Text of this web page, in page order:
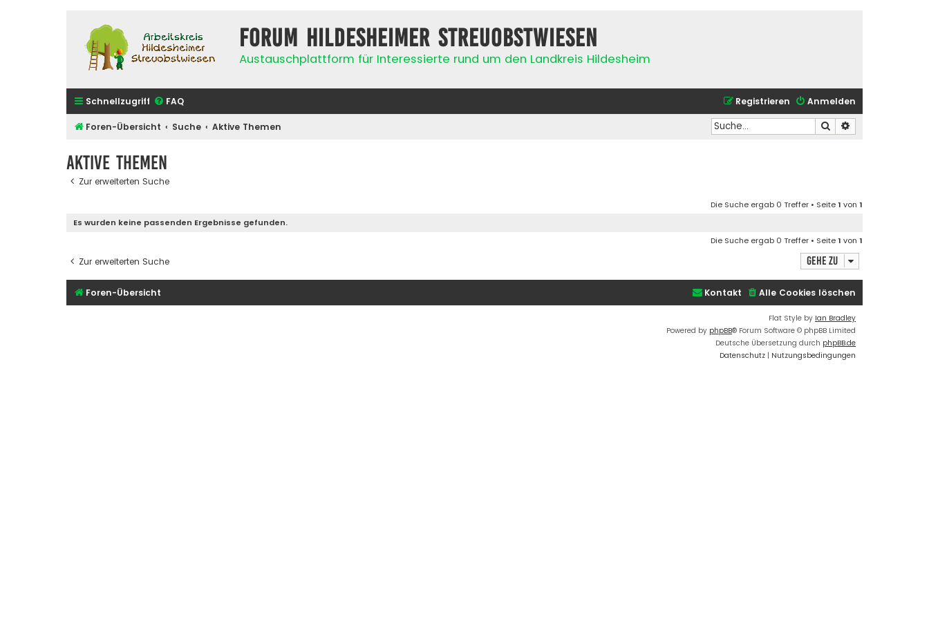
Forum Hildesheimer Streuobstwiesen
Austauschplattform für Interessierte rund um den Landkreis Hildesheim
Schnellzugriff FAQ Anmelden
Registrieren
Foren-Übersicht Suche Aktive Themen Suche
Aktive Themen
Zur erweiterten Suche
Die Suche ergab 0 Treffer • Seite1 von 1
Es wurden keine passenden Ergebnisse gefunden.
Die Suche ergab 0 Treffer • Seite1 von 1
Zur erweiterten Suche Gehe zu
Foren-Übersicht Alle Cookies löschen
Kontakt
Flat Style by Ian Bradley
Powered by phpBB® Forum Software © phpBB Limited
Deutsche Übersetzung durch phpBB.de
Datenschutz | Nutzungsbedingungen